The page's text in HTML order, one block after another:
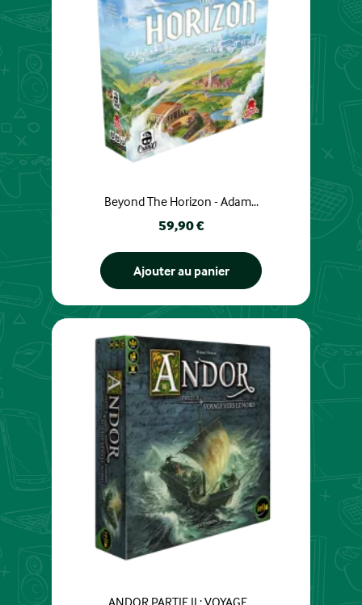
Beyond The Horizon - Adam...
Prix
59,90 €
Ajouter au panier